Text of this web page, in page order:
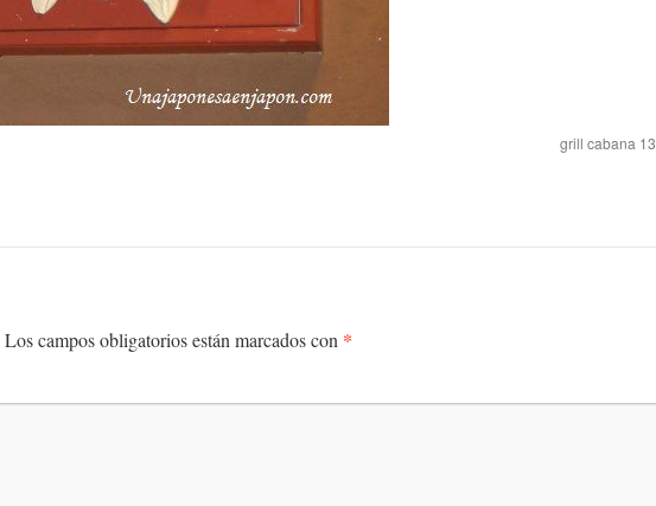
grill cabana 13
Los campos obligatorios están marcados con *